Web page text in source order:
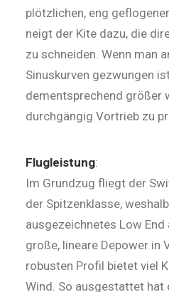
plötzlichen, eng
neigt der Kite dazu, die
zu schneiden. Wenn man
Sinuskurven gezwungen
dementsprechend größer
durchgängig Vortrieb zu
Flugleistung:
Im Grundzug fliegt der
der Spitzenklasse,
ausgezeichnetes Low
große, lineare Depower in
robusten Profil bietet viel
Wind. So ausgestattet hat